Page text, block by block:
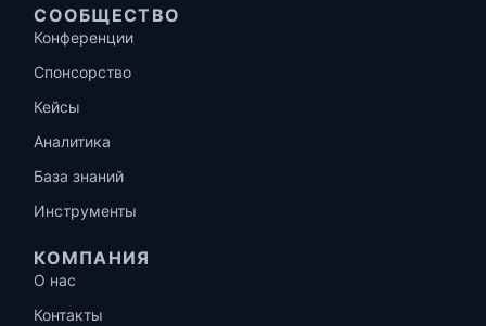
СООБЩЕСТВО
Конференции
Спонсорство
Кейсы
Аналитика
База знаний
Инструменты
КОМПАНИЯ
О нас
Контакты